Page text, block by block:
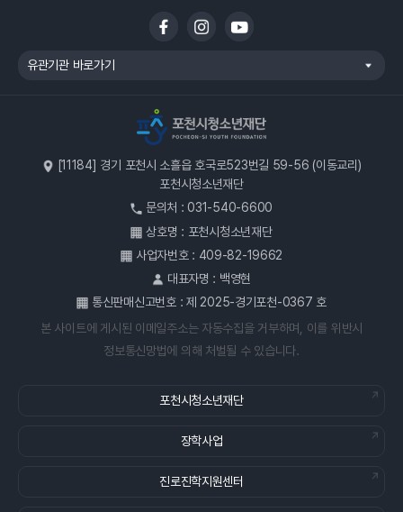
유관기관 바로가기
[11184] 경기 포천시 소흘읍 호국로523번길 59-56 (이동교리)
포천시청소년재단
문의처 : 031-540-6600
상호명 : 포천시청소년재단
사업자번호 : 409-82-19662
대표자명 : 백영현
통신판매신고번호 : 제 2025-경기포천-0367 호
본 사이트에 게시된 이메일주소는 자동수집을 거부하며, 이를 위반시
정보통신망법에 의해 처벌될 수 있습니다.
포천시청소년재단
장학사업
진로진학지원센터